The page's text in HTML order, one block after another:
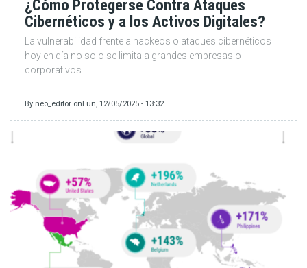
¿Cómo Protegerse Contra Ataques
Cibernéticos y a los Activos Digitales?
La vulnerabilidad frente a hackeos o ataques cibernéticos
hoy en día no solo se limita a grandes empresas o
corporativos.
By neo_editor onLun, 12/05/2025 - 13:32